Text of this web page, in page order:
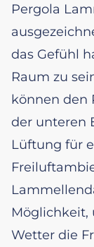
Pergola
das Gefühl
Raum zu
können den
der unteren
Lüftung für
Möglichkeit,
Wetter die